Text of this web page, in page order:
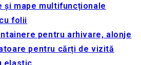
și mape multifuncționale
folii
pentru arhivare, alonje
pentru cărți de vizită
elastic